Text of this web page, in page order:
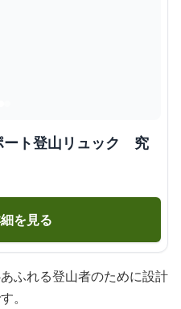
ート登山リュック 究
を見る
ふれる登山者のために設計
。